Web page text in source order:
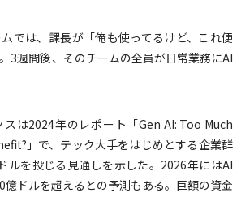
では、課長が「俺も使ってるけど、これ便
3週間後、そのチームの全員が日常業務にAI
は2024年のレポート「Gen AI: Too Much
」で、テック大手をはじめとする企業群
ルを投じる見通しを示した。2026年にはAI
億ドルを超えるとの予測もある。巨額の資金